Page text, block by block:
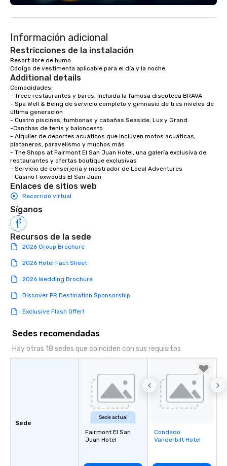
Información adicional
Restricciones de la instalación
Resort libre de humo
Código de vestimenta aplicable para el día y la noche
Additional details
Comodidades:
- Trece restaurantes y bares, incluida la famosa discoteca BRAVA
- Spa Well & Being de servicio completo y gimnasio de tres niveles de
última generación
- Cuatro piscinas, tumbonas y cabañas Seaside, Lux y Grand
-Canchas de tenis y baloncesto
- Alquiler de deportes acuáticos que incluyen motos acuáticas,
plataneros, paravelismo y muchos más
- The Shops at Fairmont El San Juan Hotel, una galería exclusiva de
restaurantes y ofertas boutique exclusivas
- Servicio de conserjería y mostrador de Local Adventures
- Casino Foxwoods El San Juan
Enlaces de sitios web
Recorrido virtual
Síganos
Recursos de la sede
2026 Group Brochure
2026 Hotel Fact Sheet
2026 Wedding Brochure
Discover PR Destination Sponsorship
Exclusive Flash Offer!
Sedes recomendadas
Hay otras 18 sedes que coinciden con sus requisitos
Sede
Sede actual
Fairmont El San
Juan Hotel
Removed from
favorites
Condado
Vanderbilt Hotel